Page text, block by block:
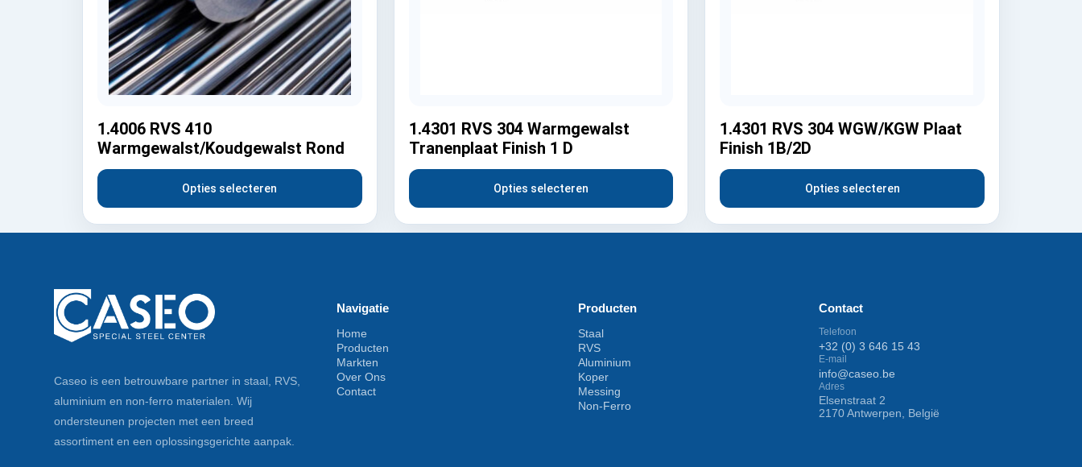
1.4006 RVS 410
Warmgewalst/Koudgewalst Rond
Opties selecteren
1.4301 RVS 304 Warmgewalst
Tranenplaat Finish 1 D
Opties selecteren
1.4301 RVS 304 WGW/KGW Plaat
Finish 1B/2D
Opties selecteren
Caseo is een betrouwbare partner in staal, RVS,
aluminium en non-ferro materialen. Wij
ondersteunen projecten met een breed
assortiment en een oplossingsgerichte aanpak.
Navigatie
Home
Producten
Markten
Over Ons
Contact
Producten
Staal
RVS
Aluminium
Koper
Messing
Non-Ferro
Contact
Telefoon
+32 (0) 3 646 15 43
E-mail
info@caseo.be
Adres
Elsenstraat 2
2170 Antwerpen, België